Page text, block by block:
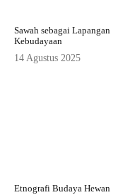
Sawah sebagai Lapangan
Kebudayaan
14 Agustus 2025
Etnografi Budaya Hewan